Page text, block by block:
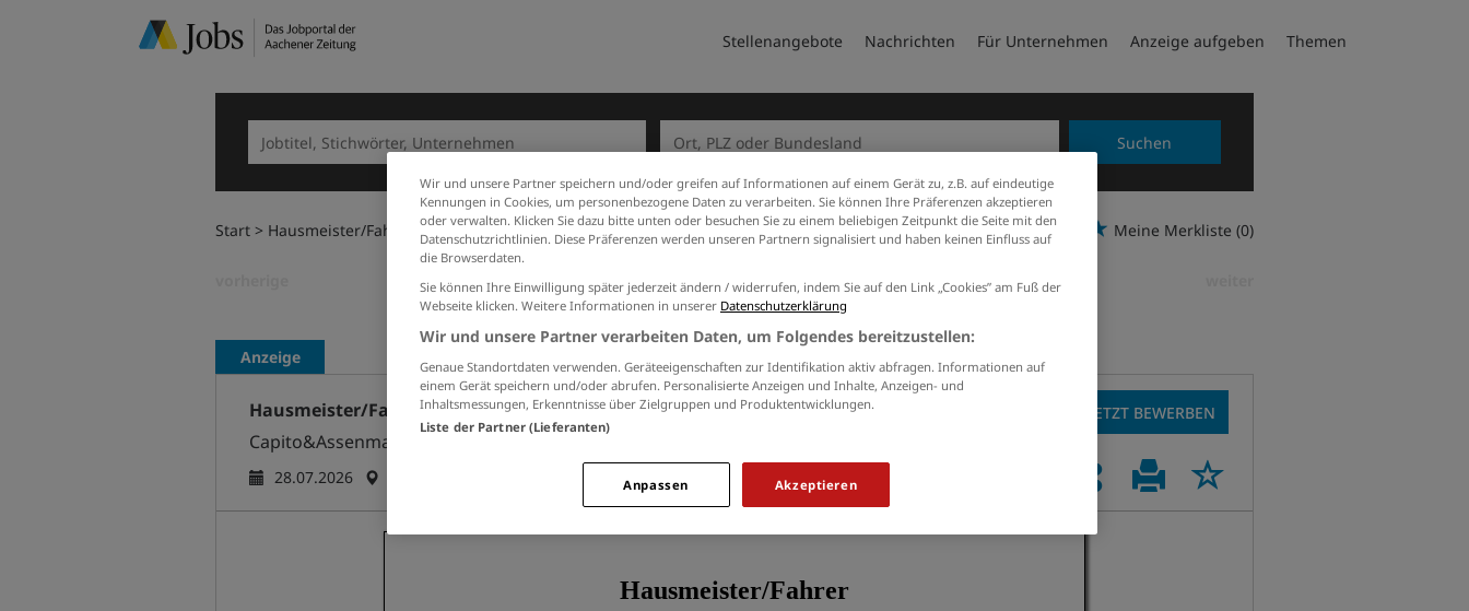
Stellenangebote Nachrichten Für Unternehmen Anzeige aufgeben Themen
Suchen
Start Hausmeister/Fahrer (m/w/d) Meine Merkliste (0)
Startseite
Anzeige
Hausmeister/Fahrer (m/w/d)
Capito&Assenmacher Defense
28.07.2026
JETZT BEWERBEN
Wir und unsere Partner speichern und/oder greifen auf Informationen auf einem Gerät zu, z.B. auf eindeutige
Kennungen in Cookies, um personenbezogene Daten zu verarbeiten. Sie können Ihre Präferenzen akzeptieren
oder verwalten. Klicken Sie dazu bitte unten oder besuchen Sie zu einem beliebigen Zeitpunkt die Seite mit den
Datenschutzrichtlinien. Diese Präferenzen werden unseren Partnern signalisiert und haben keinen Einfluss auf
die Browserdaten.
Sie können Ihre Einwilligung später jederzeit ändern / widerrufen, indem Sie auf den Link „Cookies” am Fuß der
Webseite klicken. Weitere Informationen in unserer Datenschutzerklärung
Wir und unsere Partner verarbeiten Daten, um Folgendes bereitzustellen:
Genaue Standortdaten verwenden. Geräteeigenschaften zur Identifikation aktiv abfragen. Informationen auf
einem Gerät speichern und/oder abrufen. Personalisierte Anzeigen und Inhalte, Anzeigen- und
Inhaltsmessungen, Erkenntnisse über Zielgruppen und Produktentwicklungen.
Liste der Partner (Lieferanten)
Akzeptieren
Anpassen